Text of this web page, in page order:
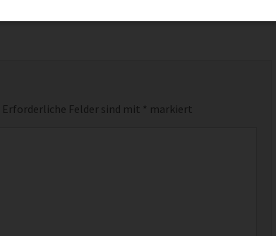
Erforderliche Felder sind mit * markiert